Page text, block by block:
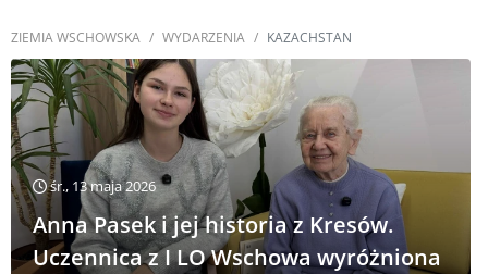
ZIEMIA WSCHOWSKA WYDARZENIA KAZACHSTAN
śr., 13 maja 2026
Anna Pasek i jej historia z Kresów.
Uczennica z I LO Wschowa wyróżniona